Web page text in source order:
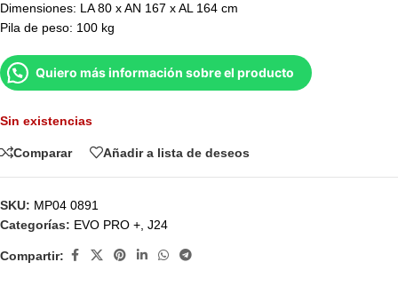
Dimensiones: LA 80 x AN 167 x AL 164 cm
Pila de peso: 100 kg
Quiero más información sobre el producto
Sin existencias
Comparar Añadir a lista de deseos
SKU: MP04 0891
Categorías: EVO PRO + J24
Compartir: